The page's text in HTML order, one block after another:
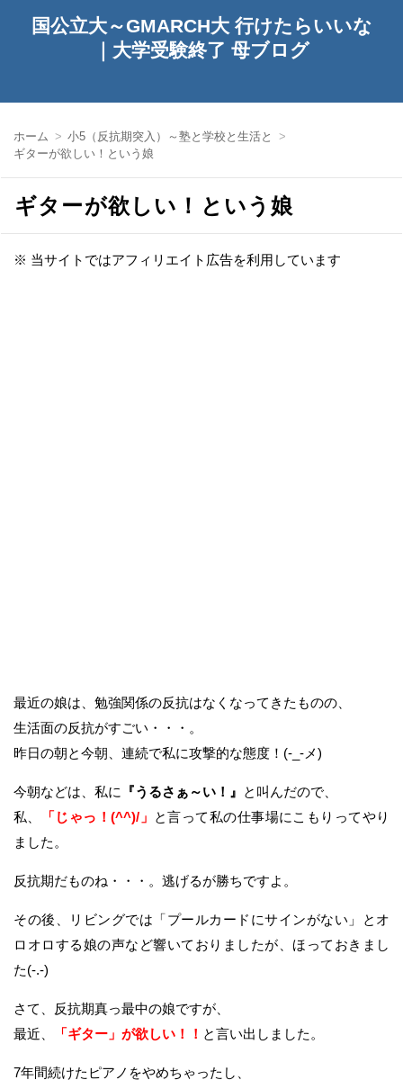
国公立大～GMARCH大 行けたらいいな
｜大学受験終了 母ブログ
ホーム
小5（反抗期突入）～塾と学校と生活と
ギターが欲しい！という娘
ギターが欲しい！という娘
※ 当サイトではアフィリエイト広告を利用しています
最近の娘は、勉強関係の反抗はなくなってきたものの、
生活面の反抗がすごい・・・。
昨日の朝と今朝、連続で私に攻撃的な態度！(-_-メ)
今朝などは、私に 『うるさぁ～い！』 と叫んだので、
私、
「じゃっ！(^^)/」 と言って私の仕事場にこもりってやり
ました。
反抗期だものね・・・。逃げるが勝ちですよ。
その後、リビングでは「プールカードにサインがない」とオ
ロオロする娘の声など響いておりましたが、ほっておきまし
た(-.-)
さて、反抗期真っ最中の娘ですが、
最近、
「ギター」が欲しい！！ と言い出しました。
7年間続けたピアノをやめちゃったし、